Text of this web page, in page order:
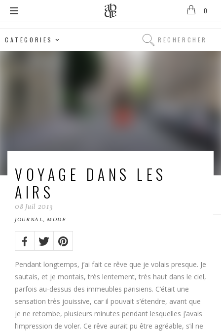
D'Anthenay
0
Rechercher
Rechercher
VOYAGE DANS LES
AIRS
08 Juil 2013
JOURNAL,MODE
Share
on:Facebook
TwitterPinterest
Pendant longtemps, j’ai fait ce rêve que je volais presque. Je
sautais, et je montais, très lentement, très haut dans le ciel,
parfois au-dessus des immeubles parisiens. C’était une
sensation très jouissive, car il pouvait s’étendre, avant que
je ne retombe, plusieurs minutes pendant lesquelles j’avais
l’impression de voler. Ce rêve aurait pu être agréable, s’il ne